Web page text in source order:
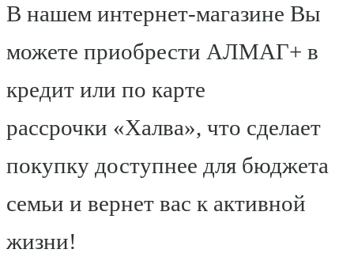
В нашем интернет-магазине Вы
можете приобрести АЛМАГ+ в
кредит или по карте
рассрочки «Халва», что сделает
покупку доступнее для бюджета
семьи и вернет вас к активной
жизни!